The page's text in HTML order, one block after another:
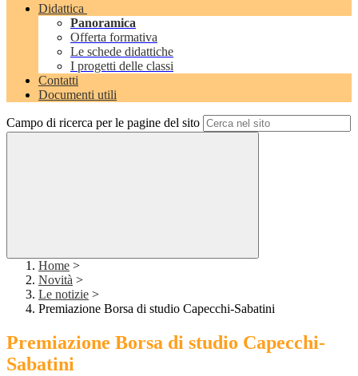
Didattica
Panoramica
Offerta formativa
Le schede didattiche
I progetti delle classi
Contatti
Documenti utili
Campo di ricerca per le pagine del sito
Home >
Novità >
Le notizie >
Premiazione Borsa di studio Capecchi-Sabatini
Premiazione Borsa di studio Capecchi-
Sabatini